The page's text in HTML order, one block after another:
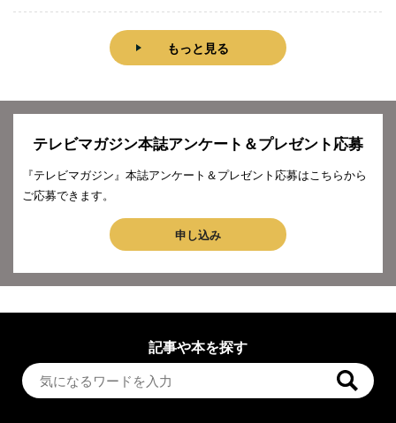
もっと見る
テレビマガジン本誌アンケート＆プレゼント応募
『テレビマガジン』本誌アンケート＆プレゼント応募はこちらから
ご応募できます。
申し込み
記事や本を探す